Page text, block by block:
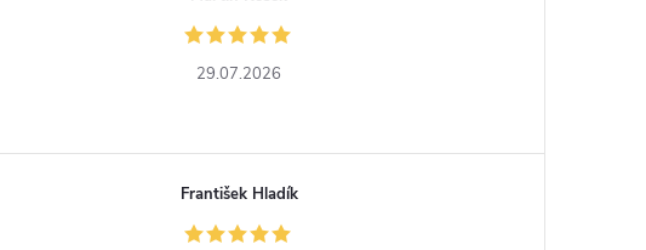
29.07.2026
František Hladík